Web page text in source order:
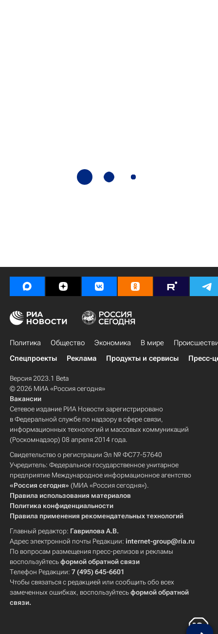
Политика Общество Экономика В мире
Спецпроекты
Реклама Продукты и сервисы Пресс-
Версия 2023.1 Beta
© 2026 МИА «Россия сегодня»
Вакансии
Сетевое издание РИА Новости зарегистрировано
в Федеральной службе по надзору в сфере связи,
информационных технологий и массовых коммуникаций
(Роскомнадзор) 08 апреля 2014 года.
Свидетельство о регистрации Эл № ФС77-57640
Учредитель: Федеральное государственное унитарное
предприятие Международное информационное агентство
«Россия сегодня» (МИА «Россия сегодня»).
Правила использования материалов
Политика конфиденциальности
Правила применения рекомендательных технологий
Главный редактор: Гаврилова А.В.
Адрес электронной почты Редакции: internet-group@ria.ru
По вопросам размещения пресс-релизов и рекламы
воспользуйтесьформой обратной связи
Телефон Редакции: 7 (495) 645-6601
Чтобы связаться с редакцией или сообщить обо всех
замеченных ошибках, воспользуйтесьформой обратной
связи.